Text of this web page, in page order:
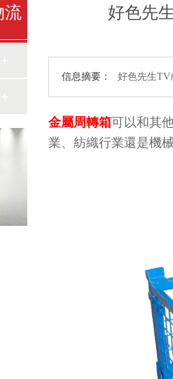
好色先
信息摘要： 好色先生TV
金屬周轉箱可以和其他
業、紡織行業還是機
流